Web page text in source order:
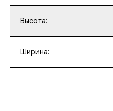
Высота:
Ширина: